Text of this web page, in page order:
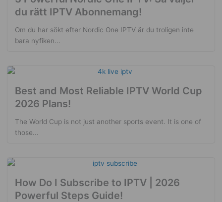
du rätt IPTV Abonnemang!
Om du har sökt efter Nordic One IPTV är du troligen inte
bara nyfiken...
Best and Most Reliable IPTV World Cup
2026 Plans!
The World Cup is not just another sports event. It is one of
those...
How Do I Subscribe to IPTV | 2026
Powerful Steps Guide!